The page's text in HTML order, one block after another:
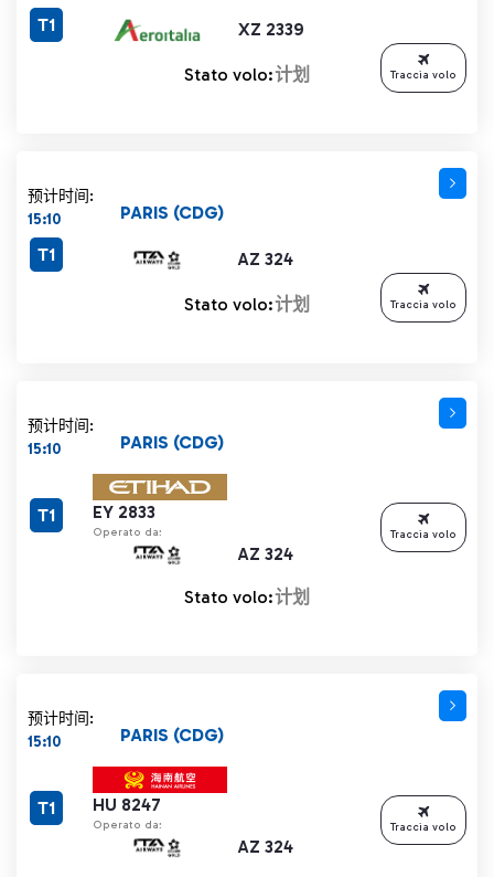
XZ 2339
T1
Stato volo:计划 Traccia volo
预计时间:
15:10
AZ 324
PARIS (CDG)
T1
Stato volo:计划 Traccia volo
预计时间:
15:10
EY 2833
Operato da:
AZ 324
PARIS (CDG)
T1
Stato volo:计划
Traccia volo
预计时间:
15:10
HU 8247
Operato da:
AZ 324
PARIS (CDG)
T1
Traccia volo